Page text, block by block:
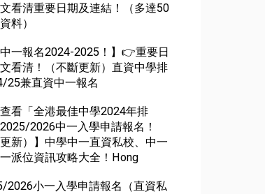
看清重要日期及連結！（多達50
料）
中一報名2024-2025！】👉重要日
看清！（不斷更新）直資中學排
25兼直資中一報名
查看「全港最佳中學2024年排
2026中一入學申請報名！
更新）】中學中一直資私校、中一
派位資訊攻略大全！Hong
2026小一入學申請報名（直資私